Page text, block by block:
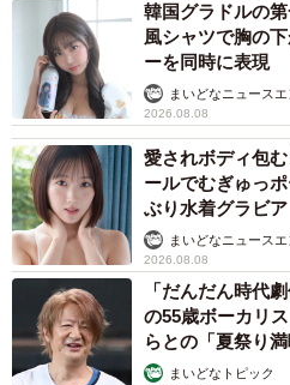
韓国グラドルの
風シャツで胸の
ーを同時に表現
まいどなニュース
2026.08.08
愛されボディ包
ールでむぎゅっ
ぶり水着グラビ
まいどなニュース
2026.08.08
「だんだん時代
の55歳ボーカリ
らとの「夏祭り
まいどなトピック